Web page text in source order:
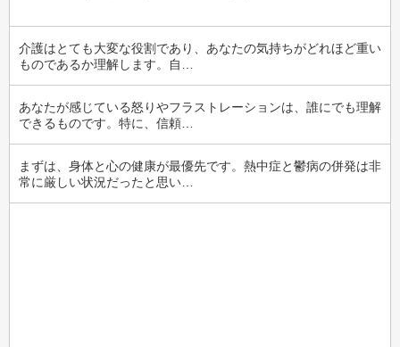
介護はとても大変な役割であり、あなたの気持ちがどれほど重い
ものであるか理解します。自…
あなたが感じている怒りやフラストレーションは、誰にでも理解
できるものです。特に、信頼…
まずは、身体と心の健康が最優先です。熱中症と鬱病の併発は非
常に厳しい状況だったと思い…